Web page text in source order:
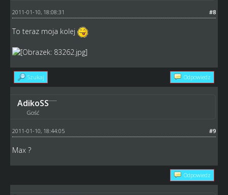
#8
2011-01-10, 18:08:31
To teraz moja kolej
Szukaj Odpowiedz
AdikoSS
Gość
#9
2011-01-10, 18:44:05
Max ?
Odpowiedz